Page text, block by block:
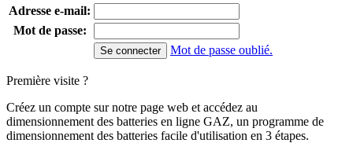
Adresse e-mail:
Mot de passe:
Mot de passe oublié.
Première visite ?
Créez un compte sur notre page web et accédez au
dimensionnement des batteries en ligne GAZ, un programme de
dimensionnement des batteries facile d'utilisation en 3 étapes.